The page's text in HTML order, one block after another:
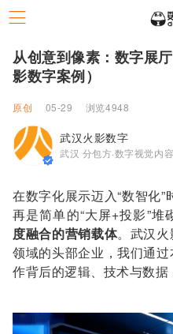
从创意到像素：数字展
影数字案例）
原创 05-29 浏览4948
武汉火影数字
武汉 分包方·数字视觉内容
在数字化展示迈入“数智化
再是简单的“大屏+投影”堆
度融合的营销载体。武汉
领域的头部企业，我们通
作背后的逻辑、技术与数据